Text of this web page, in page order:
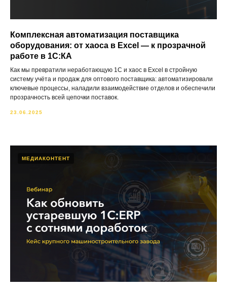
Комплексная автоматизация поставщика
оборудования: от хаоса в Excel — к прозрачной
работе в 1С:КА
Как мы превратили неработающую 1С и хаос в Excel в стройную
систему учёта и продаж для оптового поставщика: автоматизировали
ключевые процессы, наладили взаимодействие отделов и обеспечили
прозрачность всей цепочки поставок.
23.06.2025
МЕДИАКОНТЕНТ